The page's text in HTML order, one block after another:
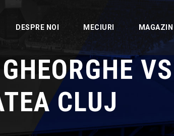
DESPRE NOI MECIURI MAGAZIN
CLUJ